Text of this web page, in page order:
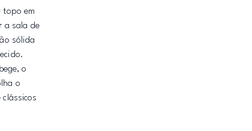
topo em
a sala de
sólida
o
o